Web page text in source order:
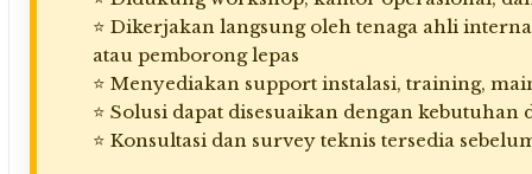
⭐ Dikerjakan langsung oleh tenaga ahli
atau pemborong lepas
⭐ Menyediakan support instalasi, training,
⭐ Solusi dapat disesuaikan dengan
⭐ Konsultasi dan survey teknis tersedia